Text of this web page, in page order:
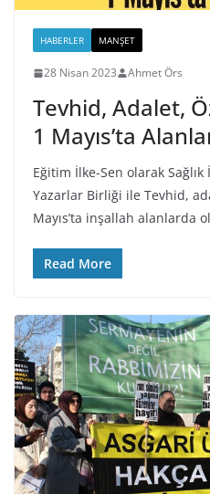
HABERLER MANŞET
28 Nisan 2023 Ahmet Örs
Tevhid, Adalet,
1 Mayıs’ta
Eğitim İlke-Sen olarak
Yazarlar Birliği ile Tevhid,
Mayıs’ta inşallah alanlarda
Read More